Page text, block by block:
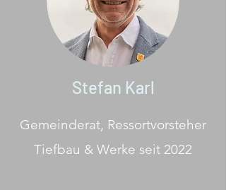
Stefan Karl
Gemeinderat, Ressortvorsteher
Tiefbau & Werke seit 2022